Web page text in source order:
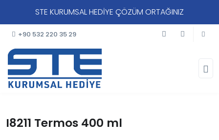
STE KURUMSAL HEDİYE ÇÖZÜM ORTAĞINIZ
+90 532 220 35 29
I8211 Termos 400 ml